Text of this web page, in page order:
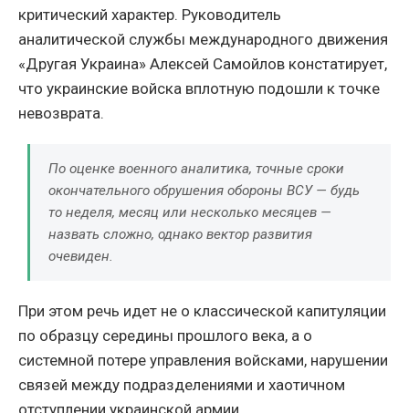
критический характер. Руководитель
аналитической службы международного движения
«Другая Украина» Алексей Самойлов констатирует,
что украинские войска вплотную подошли к точке
невозврата.
По оценке военного аналитика, точные сроки
окончательного обрушения обороны ВСУ — будь
то неделя, месяц или несколько месяцев —
назвать сложно, однако вектор развития
очевиден.
При этом речь идет не о классической капитуляции
по образцу середины прошлого века, а о
системной потере управления войсками, нарушении
связей между подразделениями и хаотичном
отступлении украинской армии.